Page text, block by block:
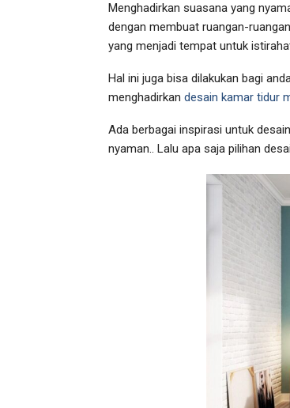
Menghadirkan suasana yang
dengan membuat ruangan-
yang menjadi tempat untuk
Hal ini juga bisa dilakukan bagi
menghadirkan desain kamar tidur
Ada berbagai inspirasi untuk
nyaman.. Lalu apa saja pilihan